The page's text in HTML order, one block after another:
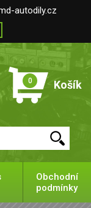
autodily.cz
0 Košík
Obchodní
podmínky